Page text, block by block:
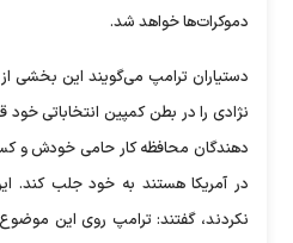
دموکرات‌ها خواهد شد.
دستیاران ترامپ می‌گویند این بخشی
نژادی را در بطن کمپین انتخاباتی خود
دهندگان محافظه کار حامی خودش و
در آمریکا هستند به خود جلب کند.
نکردند، گفتند: ترامپ روی این